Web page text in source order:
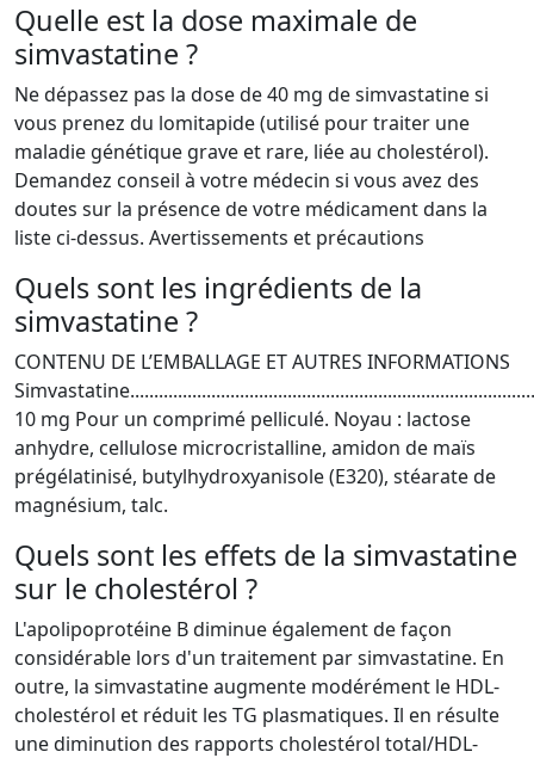
Quelle est la dose maximale de
simvastatine ?
Ne dépassez pas la dose de 40 mg de simvastatine si
vous prenez du lomitapide (utilisé pour traiter une
maladie génétique grave et rare, liée au cholestérol).
Demandez conseil à votre médecin si vous avez des
doutes sur la présence de votre médicament dans la
liste ci-dessus. Avertissements et précautions
Quels sont les ingrédients de la
simvastatine ?
CONTENU DE L’EMBALLAGE ET AUTRES INFORMATIONS
10 mg Pour un comprimé pelliculé. Noyau : lactose
anhydre, cellulose microcristalline, amidon de maïs
prégélatinisé, butylhydroxyanisole (E320), stéarate de
magnésium, talc.
Quels sont les effets de la simvastatine
sur le cholestérol ?
L'apolipoprotéine B diminue également de façon
considérable lors d'un traitement par simvastatine. En
outre, la simvastatine augmente modérément le HDL-
cholestérol et réduit les TG plasmatiques. Il en résulte
une diminution des rapports cholestérol total/HDL-